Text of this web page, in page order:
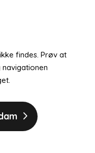
findes. Prøv at